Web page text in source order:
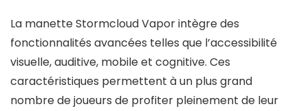
La manette Stormcloud Vapor intègre des
fonctionnalités avancées telles que l’accessibilité
visuelle, auditive, mobile et cognitive. Ces
caractéristiques permettent à un plus grand
nombre de joueurs de profiter pleinement de leur